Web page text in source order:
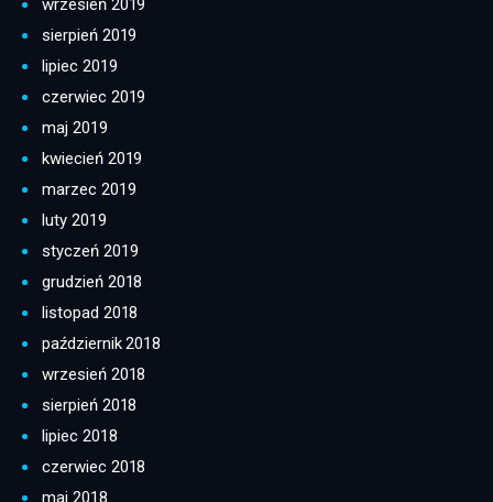
wrzesień 2019
sierpień 2019
lipiec 2019
czerwiec 2019
maj 2019
kwiecień 2019
marzec 2019
luty 2019
styczeń 2019
grudzień 2018
listopad 2018
październik 2018
wrzesień 2018
sierpień 2018
lipiec 2018
czerwiec 2018
maj 2018